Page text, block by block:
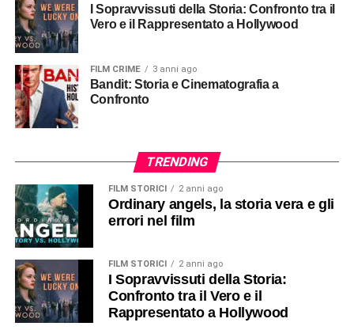
Vero e il Rappresentato a Hollywood
FILM CRIME 3 anni ago
Bandit: Storia e Cinematografia a
Confronto
TRENDING
FILM STORICI 2 anni ago
Ordinary angels, la storia vera e gli
errori nel film
FILM STORICI 2 anni ago
I Sopravvissuti della Storia:
Confronto tra il Vero e il
Rappresentato a Hollywood